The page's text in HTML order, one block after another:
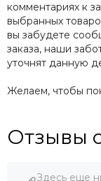
комментариях к
выбранных
вы забудете
заказа, наши
уточнят данную
Желаем, чтобы
Отзывы
Здесь еще